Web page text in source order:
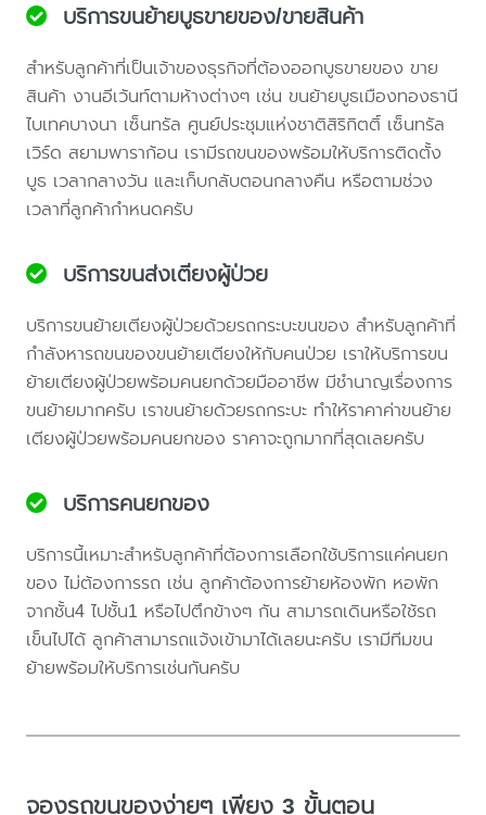
บริการขนย้ายบูธขายของ/ขายสินค้า
สำหรับลูกค้าที่เป็นเจ้าของธุรกิจที่ต้องออกบูธขายของ ขาย
สินค้า งานอีเว้นท์ตามห้างต่างๆ เช่น ขนย้ายบูธเมืองทองธานี
ไบเทคบางนา เซ็นทรัล ศูนย์ประชุมแห่งชาติสิริกิตติ์ เซ็นทรัล
เวิร์ด สยามพาราก้อน เรามีรถขนของพร้อมให้บริการติดตั้ง
บูธ เวลากลางวัน และเก็บกลับตอนกลางคืน หรือตามช่วง
เวลาที่ลูกค้ากำหนดครับ
บริการขนส่งเตียงผู้ป่วย
บริการขนย้ายเตียงผู้ป่วยด้วยรถกระบะขนของ สำหรับลูกค้าที่
กำลังหารถขนของขนย้ายเตียงให้กับคนป่วย เราให้บริการขน
ย้ายเตียงผู้ป่วยพร้อมคนยกด้วยมืออาชีพ มีชำนาญเรื่องการ
ขนย้ายมากครับ เราขนย้ายด้วยรถกระบะ ทำให้ราคาค่าขนย้าย
เตียงผู้ป่วยพร้อมคนยกของ ราคาจะถูกมากที่สุดเลยครับ
บริการคนยกของ
บริการนี้เหมาะสำหรับลูกค้าที่ต้องการเลือกใช้บริการแค่คนยก
ของ ไม่ต้องการรถ เช่น ลูกค้าต้องการย้ายห้องพัก หอพัก
จากชั้น4 ไปชั้น1 หรือไปตึกข้างๆ กัน สามารถเดินหรือใช้รถ
เข็นไปได้ ลูกค้าสามารถแจ้งเข้ามาได้เลยนะครับ เรามีทีมขน
ย้ายพร้อมให้บริการเช่นกันครับ
จองรถขนของง่ายๆ เพียง 3 ขั้นตอน